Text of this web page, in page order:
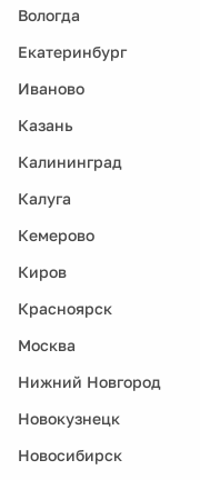
Вологда
Екатеринбург
Иваново
Казань
Калининград
Калуга
Кемерово
Киров
Красноярск
Москва
Нижний Новгород
Новокузнецк
Новосибирск